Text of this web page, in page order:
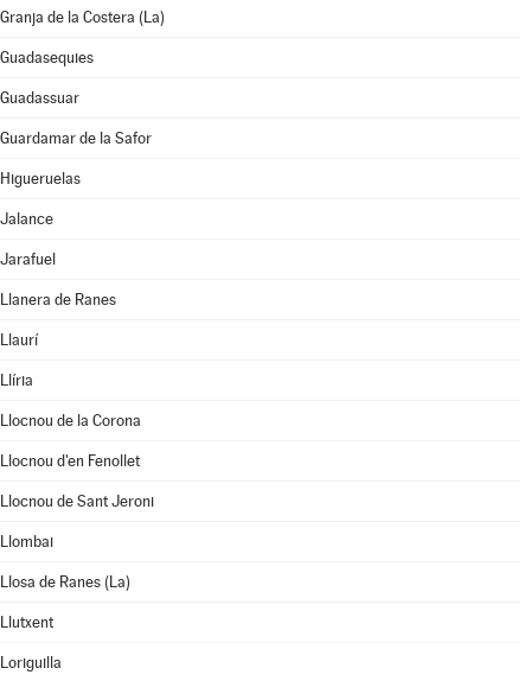
Granja de la Costera (La)
Guadasequies
Guadassuar
Guardamar de la Safor
Higueruelas
Jalance
Jarafuel
Llanera de Ranes
Llaurí
Llíria
Llocnou de la Corona
Llocnou d'en Fenollet
Llocnou de Sant Jeroni
Llombai
Llosa de Ranes (La)
Llutxent
Loriguilla